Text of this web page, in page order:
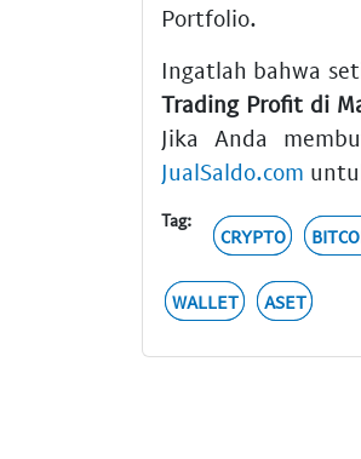
Portfolio.
Ingatlah bahwa
Trading Profit di
Jika Anda
JualSaldo.com
Tag:
CRYPTO
WALLET ASET